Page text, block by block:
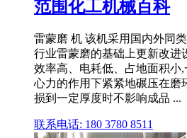
范围化工机械百科
雷蒙磨 机 该机采用国内外同
行业雷蒙磨的基础上更新改进
效率高、电耗低、占地面积小
心力的作用下紧紧地碾压在磨
损到一定厚度时不影响成品 ...
联系电话: 180 3780 8511